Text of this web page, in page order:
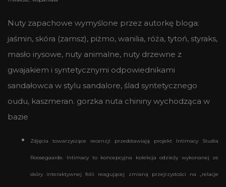
Nuty zapachowe wymyślone przez autorkę bloga:
jaśmin, skóra (zamsz), piżmo, wanilia, róża, tytoń, styraks,
masło irysowe, nuty animalne, nuty drzewne z
gwajakiem i syntetycznymi odpowiednikami
sandałowca w stylu sandalore, ślad syntetycznego
oudu, kaszmeran. gorzka nuta chininy wychodząca w
bazie
Zdjęcia towarzyszące recenzji przedstawiają projekt Intimacy Studia
Roosegaarde. Intimacy to koncepcyjna kolekcja odzieży wykonanej ze
skóry interaktywnej folii reagującej zmianą przejrzystości na „relacje